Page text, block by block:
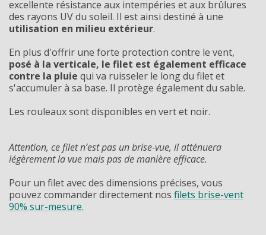
excellente résistance aux intempéries et aux brûlures
des rayons UV du soleil. Il est ainsi destiné à une
utilisation en milieu extérieur.
En plus d'offrir une forte protection contre le vent,
posé à la verticale, le filet est également efficace
contre la pluie qui va ruisseler le long du filet et
s'accumuler à sa base. Il protège également du sable.
Les rouleaux sont disponibles en vert et noir.
Attention, ce filet n’est pas un brise-vue, il atténuera
légèrement la vue mais pas de manière efficace.
Pour un filet avec des dimensions précises, vous
pouvez commander directement nos filets brise-vent
90% sur-mesure.